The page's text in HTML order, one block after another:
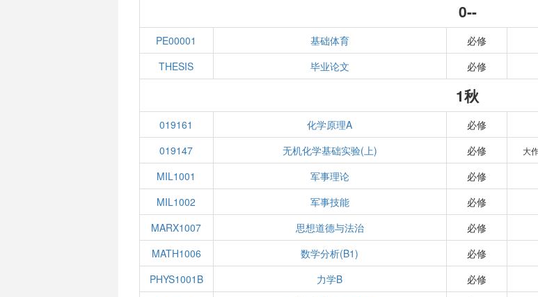
0--
PE00001 基础体育 必修
THESIS
毕业论文 必修
1秋
019161 化学原理A 必修
019147
无机化学基础实验(上) 必修 大
MIL1001
军事理论 必修
MIL1002
军事技能 必修
MARX1007
思想道德与法治 必修
MATH1006
数学分析(B1) 必修
PHYS1001B
力学B 必修